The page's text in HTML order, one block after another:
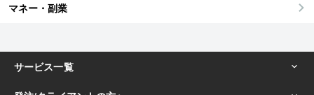
マネー・副業